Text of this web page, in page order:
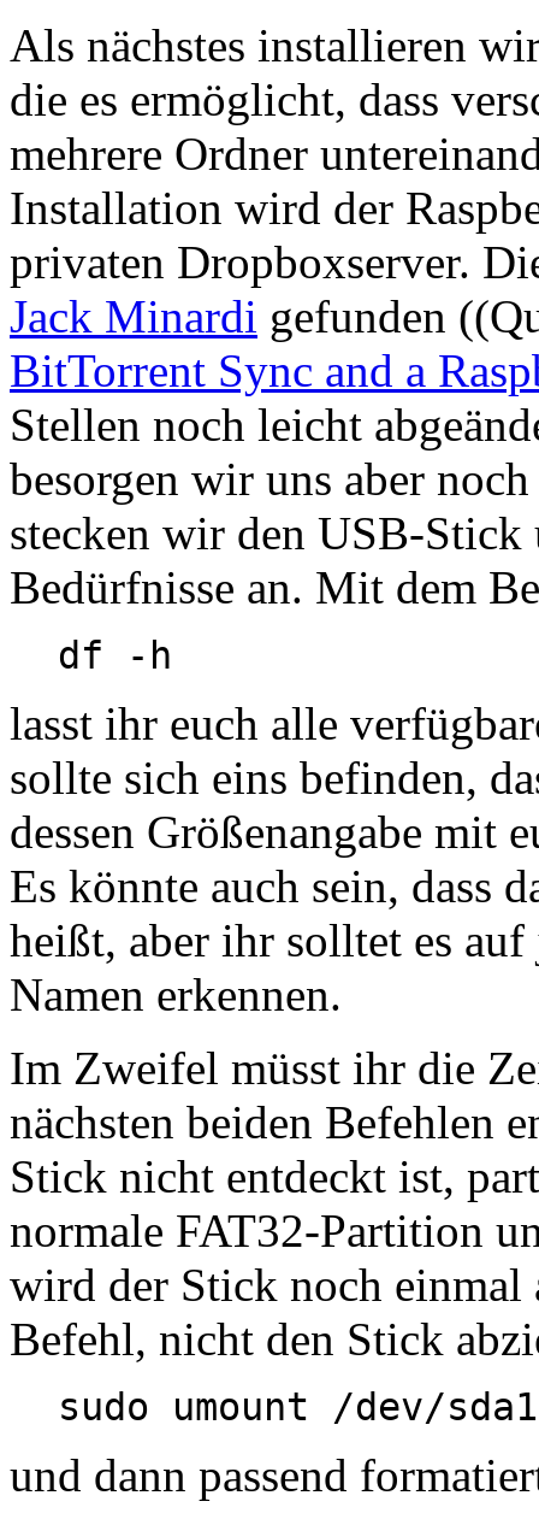
Als nächstes installieren
die es ermöglicht, dass
mehrere Ordner
Installation wird der
privaten Dropboxserver.
Jack Minardi gefunden
BitTorrent Sync and a
Stellen noch leicht
besorgen wir uns aber
stecken wir den USB-Stick
Bedürfnisse an. Mit dem
df -h
lasst ihr euch alle
sollte sich eins befinden,
dessen Größenangabe mit
Es könnte auch sein, dass
heißt, aber ihr solltet es
Namen erkennen.
Im Zweifel müsst ihr die
nächsten beiden Befehlen
Stick nicht entdeckt ist,
normale FAT32-Partition
wird der Stick noch einmal
Befehl, nicht den Stick
sudo umount /dev/sda1
und dann passend